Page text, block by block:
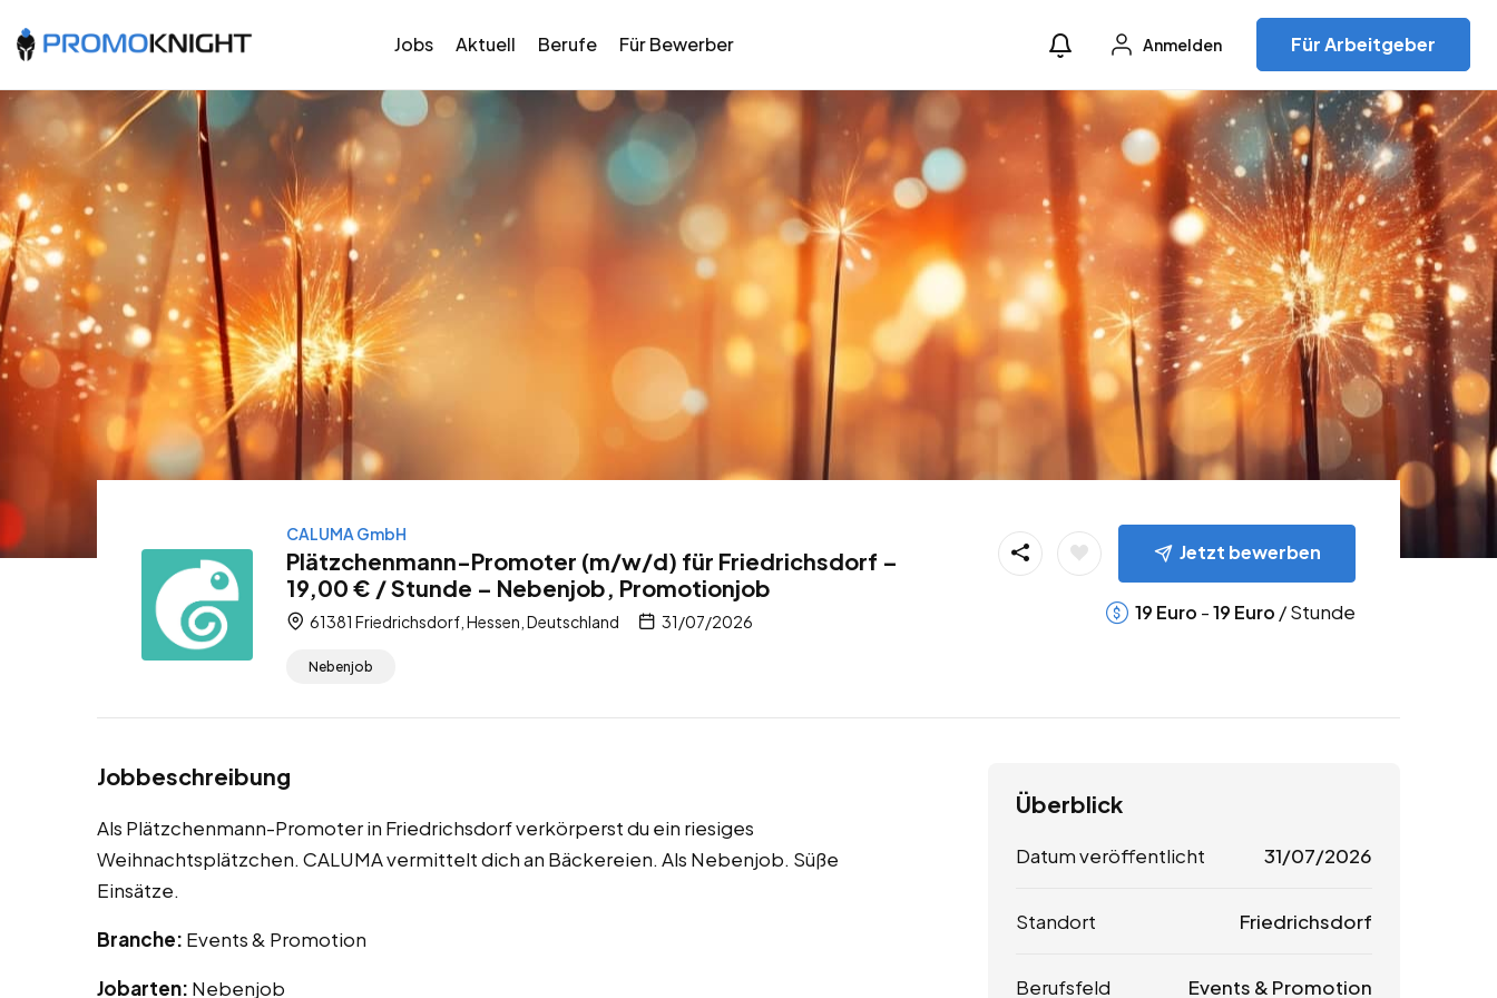
Jobs Aktuell Berufe Für Bewerber Anmelden Für Arbeitgeber
CALUMA GmbH
Plätzchenmann-Promoter (m/w/d) für Friedrichsdorf –
19,00 € / Stunde – Nebenjob, Promotionjob
61381 Friedrichsdorf, Hessen, Deutschland 31/07/2026
Nebenjob
Jetzt bewerben
19 Euro -19 Euro / Stunde
Jobbeschreibung
Als Plätzchenmann-Promoter in Friedrichsdorf verkörperst du ein riesiges
Weihnachtsplätzchen. CALUMA vermittelt dich an Bäckereien. Als Nebenjob. Süße
Einsätze.
Branche: Events & Promotion
Jobarten: Nebenjob
Überblick
Datum veröffentlicht 31/07/2026
Standort Friedrichsdorf
Berufsfeld Events & Promotion